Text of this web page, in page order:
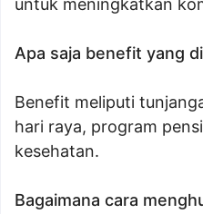
untuk meningkatkan
Apa saja benefit yang
Benefit meliputi
hari raya, program
kesehatan.
Bagaimana cara